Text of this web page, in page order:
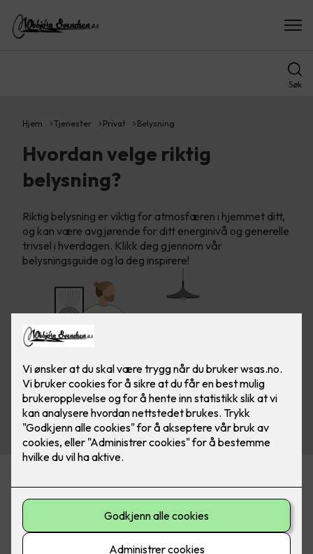
Søk
Hjem Tjenester Privat Belysning
Hvordan velge riktig
belysning?
Riktig belysning er viktig for atmosfæren i hjemmet ditt,
og kan være avgjørende for ditt energinivå og generelle
trivsel i hverdagen. Klikk deg gjennom vår
belysningsguide og la deg inspirere!